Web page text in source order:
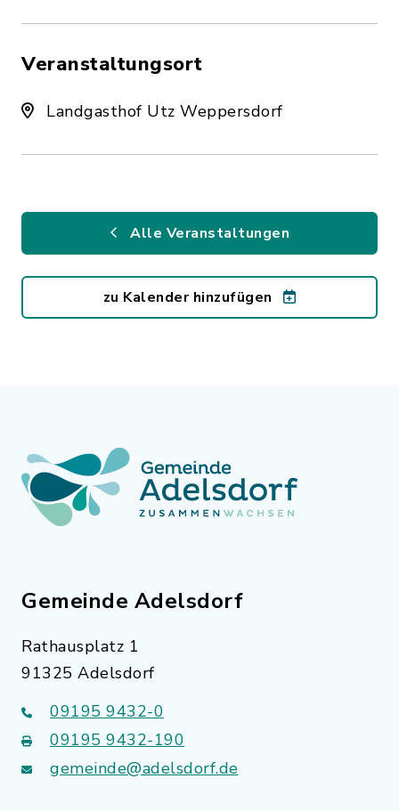
Veranstaltungsort
Landgasthof Utz Weppersdorf
Alle Veranstaltungen
zu Kalender hinzufügen
Gemeinde Adelsdorf
Rathausplatz 1
91325 Adelsdorf
09195 9432-0
09195 9432-190
gemeinde@adelsdorf.de